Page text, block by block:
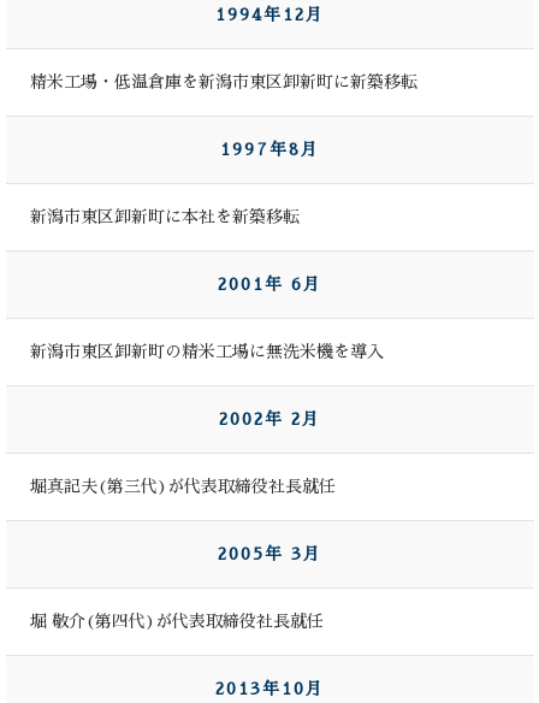
1994年12月
精米工場・低温倉庫を新潟市東区卸新町に新築移転
1997年8月
新潟市東区卸新町に本社を新築移転
2001年 6月
新潟市東区卸新町の精米工場に無洗米機を導入
2002年 2月
堀真記夫(第三代)が代表取締役社長就任
2005年 3月
堀 敬介(第四代)が代表取締役社長就任
2013年10月